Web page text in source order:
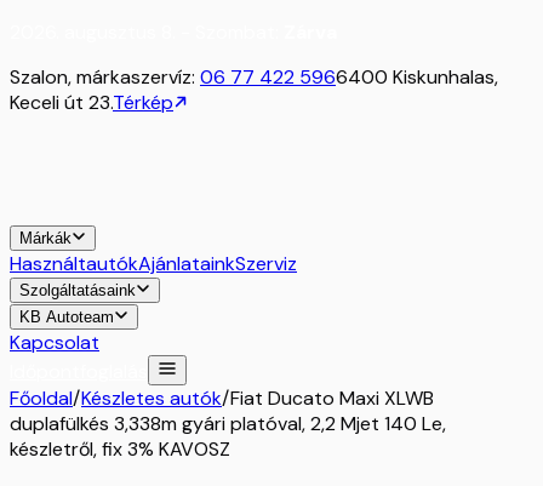
Szalon, márkaszervíz: 06 77 422 5966400 Kiskunhalas,
Keceli út 23.Térkép
Márkák
HasználtautókAjánlatainkSzerviz
Szolgáltatásaink
KB Autoteam
Kapcsolat
Főoldal/Készletes autók/Fiat Ducato Maxi XLWB
duplafülkés 3,338m gyári platóval, 2,2 Mjet 140 Le,
készletről, fix 3% KAVOSZ